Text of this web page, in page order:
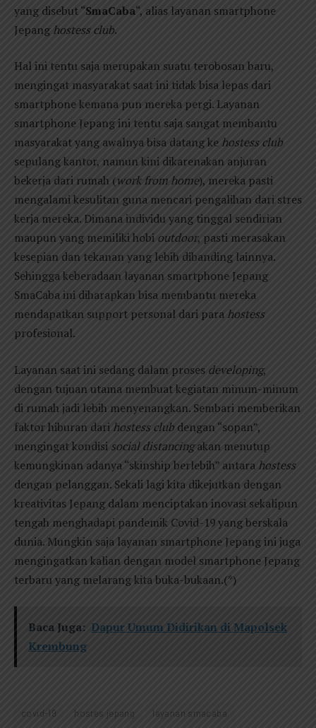
yang disebut “SmaCaba“, alias layanan smartphone
Jepanghostess club.
Hal ini tentu saja merupakan suatu terobosan baru,
mengingat masyarakat saat ini tidak bisa lepas dari
smartphone kemana pun mereka pergi. Layanan
smartphone Jepang ini tentu saja sangat membantu
masyarakat yang awalnya bisa datang kehostess club
sepulang kantor, namun kini dikarenakan anjuran
bekerja dari rumah (work from home), mereka pasti
mengalami kesulitan guna mencari pengalihan dari stres
kerja mereka. Dimana individu yang tinggal sendirian
maupun yang memiliki hobi outdoor, pasti merasakan
kesepian dan tekanan yang lebih dibanding lainnya.
Sehingga keberadaan layanan smartphone Jepang
SmaCaba ini diharapkan bisa membantu mereka
mendapatkan support personal dari parahostess
profesional.
Layanan saat ini sedang dalam proses developing,
dengan tujuan utama membuat kegiatan minum-minum
di rumah jadi lebih menyenangkan. Sembari memberikan
faktor hiburan dari hostess clubdengan “sopan”,
mengingat kondisi social distancingakan menutup
kemungkinan adanya “skinship berlebih” antarahostess
dengan pelanggan. Sekali lagi kita dikejutkan dengan
kreativitas Jepang dalam menciptakan inovasi sekalipun
tengah menghadapi pandemik Covid-19 yang berskala
dunia. Mungkin saja layanan smartphone Jepang ini juga
mengingatkan kalian dengan model smartphone Jepang
terbaru yang melarang kita buka-bukaan.(*)
Baca Juga: Dapur Umum Didirikan di Mapolsek
Krembung
covid-19 hostes jepang layanan smacaba